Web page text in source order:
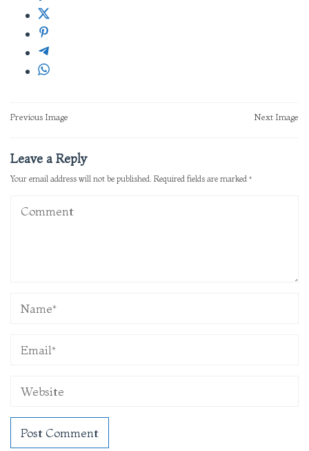
Post
Previous Image Next Image
Leave a Reply
Your email address will not be published. Required fields are marked *